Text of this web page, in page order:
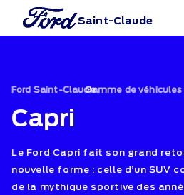
Saint-Claude
Ford Saint-Claude
›
Gamme de
Capri
Le Ford Capri fait son grand
nouvelle forme : celle d’un SUV
de la mythique sportive des